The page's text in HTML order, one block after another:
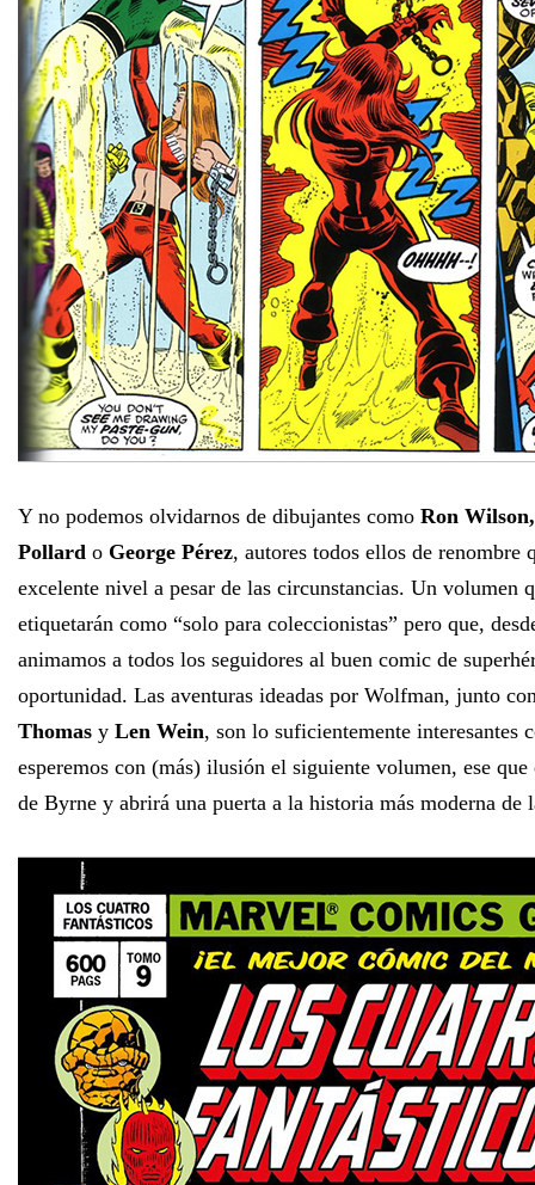
Y no podemos olvidarnos de dibujantes como Ron
Pollard o George Pérez, autores todos ellos de renombre
excelente nivel a pesar de las circunstancias. Un volumen
etiquetarán como “solo para coleccionistas” pero que,
animamos a todos los seguidores al buen comic de
oportunidad. Las aventuras ideadas por Wolfman, junto
Thomas y Len Wein, son lo suficientemente interesantes
esperemos con (más) ilusión el siguiente volumen, ese que
de Byrne y abrirá una puerta a la historia más moderna de